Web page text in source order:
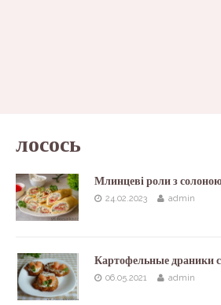
лосось
Млинцеві роли з
24.02.2023 admin
Картофельные драники
06.05.2021 admin